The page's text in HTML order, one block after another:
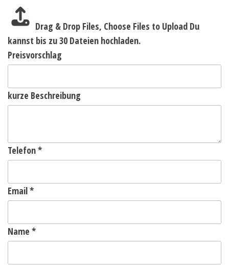
Drag & Drop Files, Choose Files to Upload Du
kannst bis zu 30 Dateien hochladen.
Preisvorschlag
kurze Beschreibung
Telefon*
Email*
Name *